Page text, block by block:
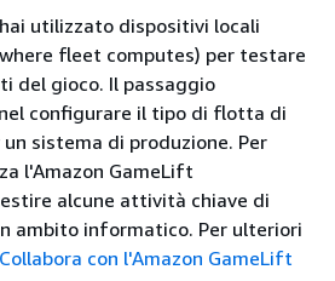
utilizzato dispositivi locali
fleet computes) per testare
del gioco. Il passaggio
configurare il tipo di flotta di
sistema di produzione. Per
l'Amazon GameLift
alcune attività chiave di
ambito informatico. Per ulteriori
Collabora con l'Amazon GameLift